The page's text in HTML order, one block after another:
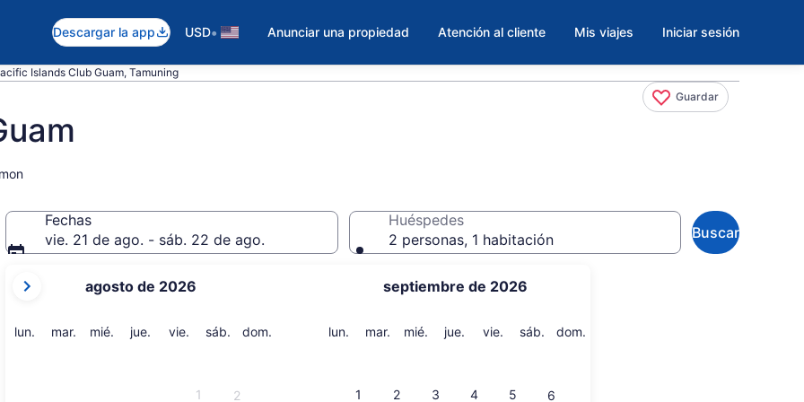
Descargar la app USD• Anunciar una propiedad Atención al cliente Mis viajes Iniciar sesión
Islands Club Guam, Tamuning
Guardar
Fechas
vie. 21 de ago. - sáb. 22 de ago.
meses
son
agosto de 2026
lun. lunesmar. martes
mié. miércoles
jue. jueves
vie. viernes
sáb. sábado
dom.
1 2
septiembre de 2026
lun. lunesmar. martes
mié. miércoles
jue. jueves
vie. viernes
sáb. sábado
dom.
1 2 3 4 5 6
Huéspedes
2 personas, 1 habitación
Buscar